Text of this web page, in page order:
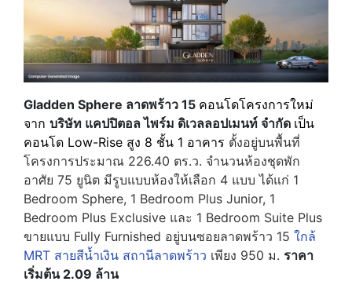
Gladden Sphere ลาดพร้าว 15 คอนโดโครงการใหม่
จาก บริษัท แคปปิตอล ไพร์ม ดิเวลลอปเมนท์ จำกัด เป็น
คอนโด Low-Rise สูง 8 ชั้น 1 อาคาร ตั้งอยู่บนพื้นที่
โครงการประมาณ 226.40 ตร.ว. จำนวนห้องชุดพัก
อาศัย 75 ยูนิต มีรูบแบบห้องให้เลือก 4 แบบ ได้แก่ 1
Bedroom Sphere, 1 Bedroom Plus Junior, 1
Bedroom Plus Exclusive และ 1 Bedroom Suite Plus
ขายแบบ Fully Furnished อยู่บนซอยลาดพร้าว 15 ใกล้
MRT สายสีน้ำเงิน สถานีลาดพร้าว เพียง 950 ม. ราคา
เริ่มต้น 2.09 ล้าน